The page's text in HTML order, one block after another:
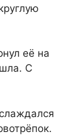
её на
С